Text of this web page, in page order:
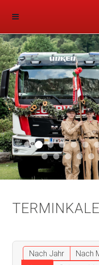
Aktuell 046
Aktuell 047
Start 011Aktuell 044
Aktuell
Aktuell 024
Aktuell 019
Auto 010
Start
Nach Jahr Nach